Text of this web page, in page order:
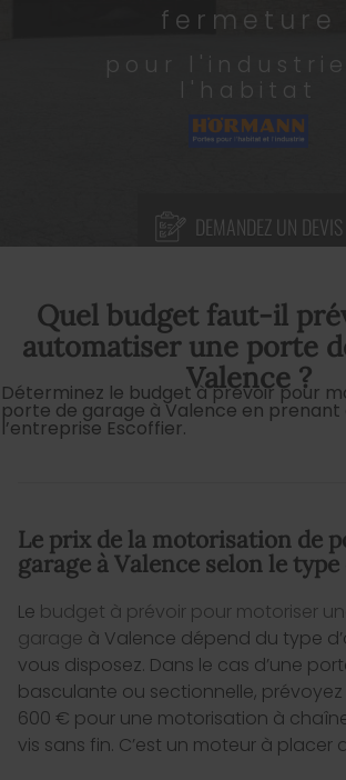
fermeture
pour
l'habitat
DEMANDEZ UN DEVIS
Quel budget faut-il
automatiser une porte
Valence ?
Déterminez le budget à prévoir pour
porte de garage à Valence en
l’entreprise Escoffier.
Le prix de la motorisation de
garage à Valence selon le
Le budget à prévoir pour motoriser
garage à Valence dépend du type
vous disposez. Dans le cas d’une
basculante ou sectionnelle, prévoyez
600 € pour une motorisation à
vis sans fin. C’est un moteur à placer